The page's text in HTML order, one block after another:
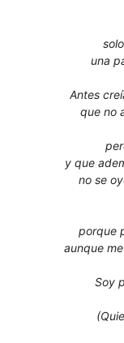
una
Antes
que no
y que
no se
porque
aunque
Soy